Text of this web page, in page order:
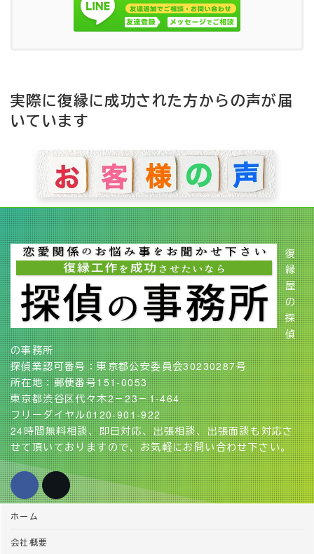
実際に復縁に成功された方からの声が届
いています
復
縁
屋
の
探
偵
の事務所
探偵業認可番号：東京都公安委員会30230287号
所在地：郵便番号151-0053
東京都渋谷区代々木2－23－1-464
フリーダイヤル0120-901-922
24時間無料相談、即日対応、出張相談、出張面談も対応さ
せて頂いておりますので、お気軽にお問い合わせ下さい。
ホーム
会社概要